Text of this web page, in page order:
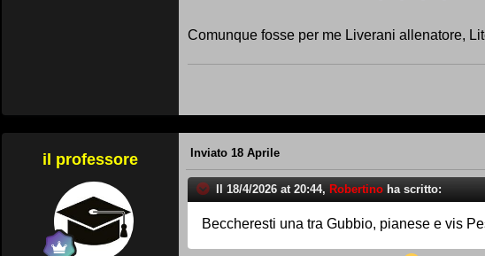
Comunque fosse per me Liverani allenatore,
il professore Inviato 18 Aprile
Il 18/4/2026 at 20:44, Robertino ha scritto:
Beccheresti una tra Gubbio, pianese e vis